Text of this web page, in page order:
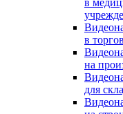
в
в
на
для